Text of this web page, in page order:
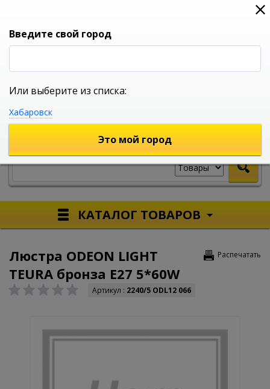
0
УНИВЕРСАЛЬНЫЙ ИНТЕРНЕТ МАГАЗИН
КАТАЛОГ ТОВАРОВ
Распечатать
Люстра ODEON LIGHT
TEURA бронза E27 5*60W
Артикул : 2240/5 ODL12 066
Введите свой город
Или выберите из списка:
Хабаровск
Это мой город